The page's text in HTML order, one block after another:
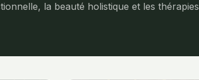
la beauté holistique et les thérapies